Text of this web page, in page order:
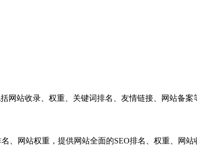
网站收录、权重、关键词排名、友情链接、网站备案
、网站权重，提供网站全面的SEO排名、权重、网